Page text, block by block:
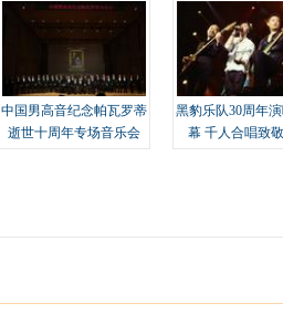
中国男高音纪念帕瓦罗蒂
逝世十周年专场音乐会
黑豹乐队30周年
幕 千人合唱致